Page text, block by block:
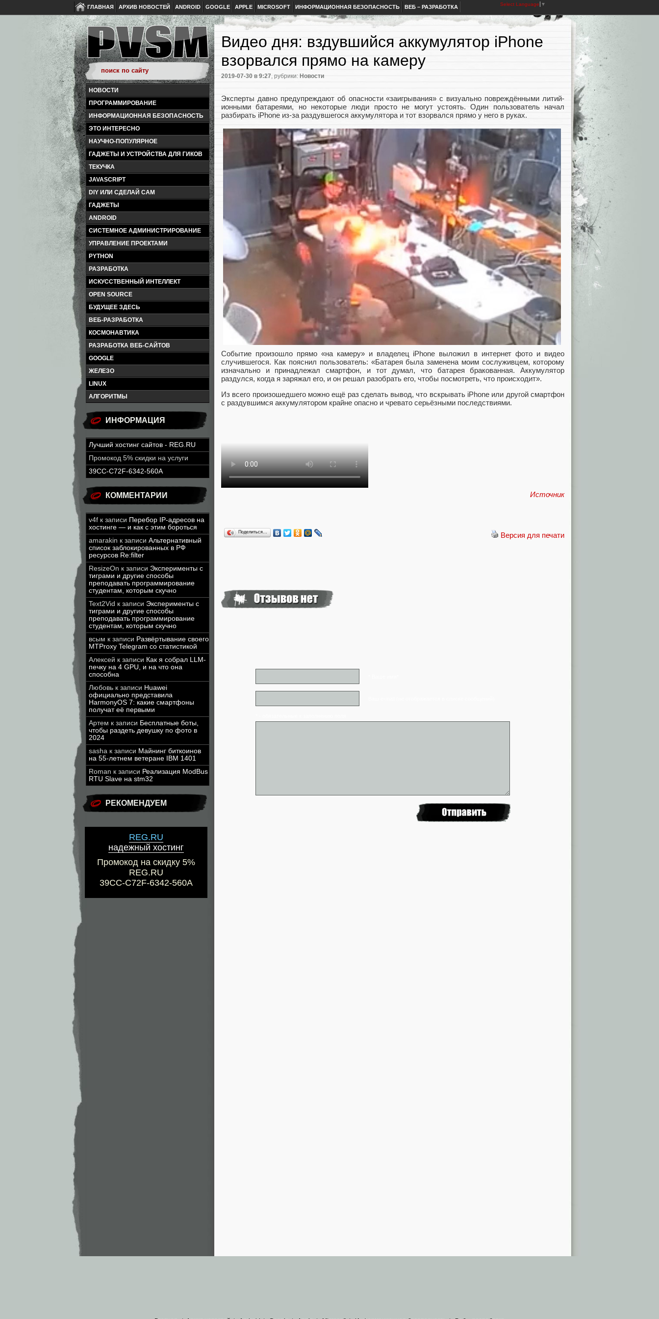
ГЛАВНАЯ АРХИВ НОВОСТЕЙ ANDROID GOOGLE APPLE MICROSOFT ИНФОРМАЦИОННАЯ БЕЗОПАСНОСТЬ ВЕБ – РАЗРАБОТКА Select Language ▼
НОВОСТИ
ПРОГРАММИРОВАНИЕ
ИНФОРМАЦИОННАЯ БЕЗОПАСНОСТЬ
ЭТО ИНТЕРЕСНО
НАУЧНО-ПОПУЛЯРНОЕ
ГАДЖЕТЫ И УСТРОЙСТВА ДЛЯ ГИКОВ
ТЕКУЧКА
JAVASCRIPT
DIY ИЛИ СДЕЛАЙ САМ
ГАДЖЕТЫ
ANDROID
СИСТЕМНОЕ АДМИНИСТРИРОВАНИЕ
УПРАВЛЕНИЕ ПРОЕКТАМИ
PYTHON
РАЗРАБОТКА
ИСКУССТВЕННЫЙ ИНТЕЛЛЕКТ
OPEN SOURCE
БУДУЩЕЕ ЗДЕСЬ
ВЕБ-РАЗРАБОТКА
КОСМОНАВТИКА
РАЗРАБОТКА ВЕБ-САЙТОВ
GOOGLE
ЖЕЛЕЗО
LINUX
АЛГОРИТМЫ
ИНФОРМАЦИЯ
Лучший хостинг сайтов - REG.RU
Промокод 5% скидки на услуги
39CC-C72F-6342-560A
КОММЕНТАРИИ
v4f к записи Перебор IP-адресов на
хостинге — и как с этим бороться
amarakin к записи Альтернативный
список заблокированных в РФ
ресурсов Re:filter
ResizeOn к записи Эксперименты с
тиграми и другие способы
преподавать программирование
студентам, которым скучно
Text2Vid к записи Эксперименты с
тиграми и другие способы
преподавать программирование
студентам, которым скучно
всым к записи Развёртывание своего
MTProxy Telegram со статистикой
Алексей к записи Как я собрал LLM-
печку на 4 GPU, и на что она
способна
Любовь к записи Huawei
официально представила
HarmonyOS 7: какие смартфоны
получат её первыми
Артем к записи Бесплатные боты,
чтобы раздеть девушку по фото в
2024
sasha к записи Майнинг биткоинов
на 55-летнем ветеране IBM 1401
Roman к записи Реализация ModBus
RTU Slave на stm32
РЕКОМЕНДУЕМ
REG.RU
надежный хостинг
Промокод на скидку 5%
REG.RU
39CC-C72F-6342-560A
Видео дня: вздувшийся аккумулятор iPhone
взорвался прямо на камеру
2019-07-30 в 9:27, рубрики: Новости
Эксперты давно предупреждают об опасности «заигрывания» с визуально повреждёнными литий-
ионными батареями, но некоторые люди просто не могут устоять. Один пользователь начал
разбирать iPhone из-за раздувшегося аккумулятора и тот взорвался прямо у него в руках.
Событие произошло прямо «на камеру» и владелец iPhone выложил в интернет фото и видео
случившегося. Как пояснил пользователь: «Батарея была заменена моим сослуживцем, которому
изначально и принадлежал смартфон, и тот думал, что батарея бракованная. Аккумулятор
раздулся, когда я заряжал его, и он решал разобрать его, чтобы посмотреть, что происходит».
Из всего произошедшего можно ещё раз сделать вывод, что вскрывать iPhone или другой смартфон
с раздувшимся аккумулятором крайне опасно и чревато серьёзными последствиями.
Источник
Версия для печати
Поделиться…